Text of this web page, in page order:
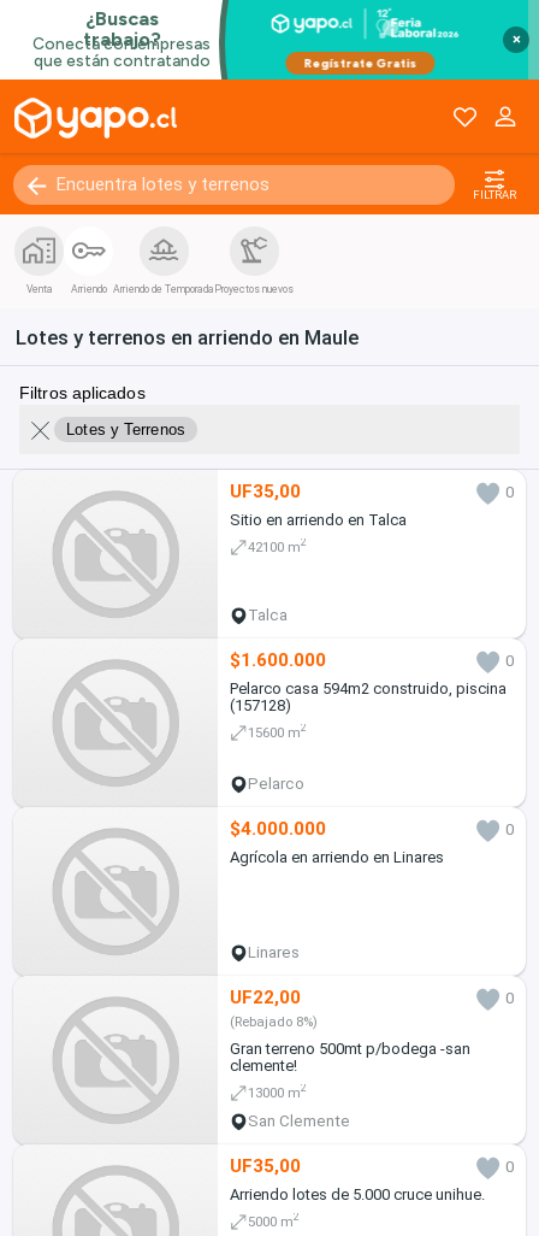
×
FILTRAR
Venta Arriendo Arriendo de Temporada Proyectos nuevos
Lotes y terrenos en arriendo en Maule
Filtros aplicados
Lotes y Terrenos
UF35,00
0
Sitio en arriendo en Talca
42100 m2
Talca
$1.600.000
0
Pelarco casa 594m2 construido, piscina
(157128)
15600 m2
Pelarco
$4.000.000
0
Agrícola en arriendo en Linares
Linares
UF22,00 0
(Rebajado 8%)
Gran terreno 500mt p/bodega -san
clemente!
13000 m2
San Clemente
UF35,00
0
Arriendo lotes de 5.000 cruce unihue.
5000 m2